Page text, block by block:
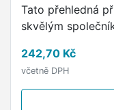
Tato přehledná
skvělým
242,70 Kč
včetně DPH